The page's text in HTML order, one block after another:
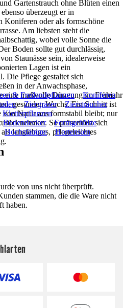
Gartenstrauch ohne Blüten einen
überzeugt er in
Koniferen oder als formschöne
Am liebsten steht die
wobei volle Sonne die
Boden sollte gut durchlässig,
Staunässe sein, idealerweise
Lagen ist ein
Die Pflege gestaltet sich
in der Anwachsphase,
eine maßvolle Düngung im Frühjahr
gesunden Wuchs. Ein Schnitt ist
Natur aus formstabil bleibt; nur
So präsentiert sich
langlebiges, pflegeleichtes
& Freilandpflanzen
Koniferen
Ziergräser
Ziersträucher
Kletterpflanzen
Bodendecker
Formgehölze
Hochstämme Hortensien
von uns nicht überprüft.
stammen, die die Ware nicht
haben.